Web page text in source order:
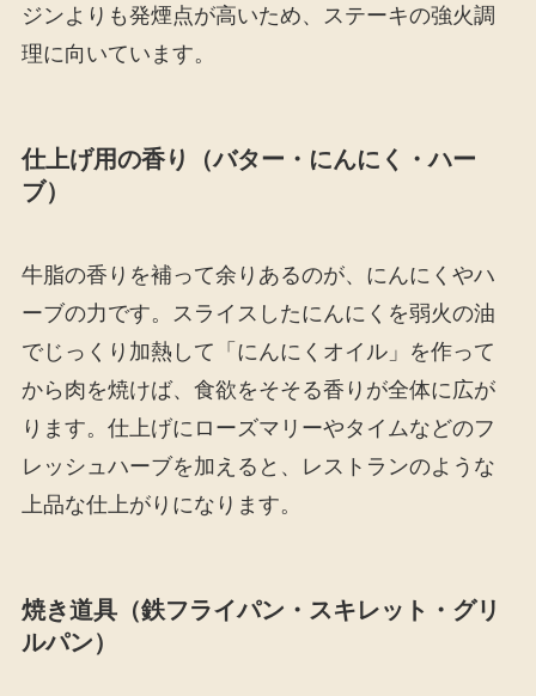
ジンよりも発煙点が高いため、ステーキの強火調
理に向いています。
仕上げ用の香り（バター・にんにく・ハー
ブ）
牛脂の香りを補って余りあるのが、にんにくやハ
ーブの力です。スライスしたにんにくを弱火の油
でじっくり加熱して「にんにくオイル」を作って
から肉を焼けば、食欲をそそる香りが全体に広が
ります。仕上げにローズマリーやタイムなどのフ
レッシュハーブを加えると、レストランのような
上品な仕上がりになります。
焼き道具（鉄フライパン・スキレット・グリ
ルパン）